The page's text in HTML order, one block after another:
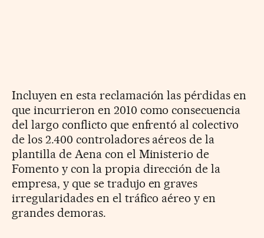
Incluyen en esta reclamación las pérdidas en
que incurrieron en 2010 como consecuencia
del largo conflicto que enfrentó al colectivo
de los 2.400 controladores aéreos de la
plantilla de Aena con el Ministerio de
Fomento y con la propia dirección de la
empresa, y que se tradujo en graves
irregularidades en el tráfico aéreo y en
grandes demoras.